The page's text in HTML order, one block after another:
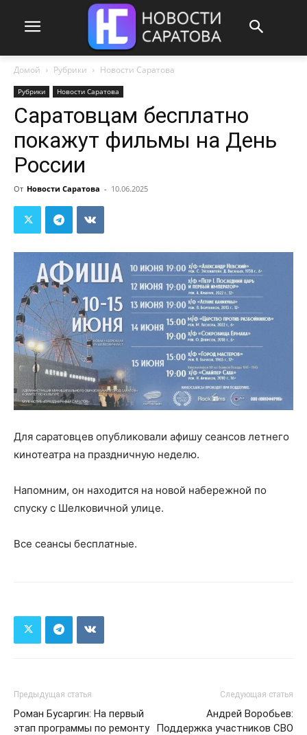
Домой Рубрики Новости Саратова
Рубрики Новости Саратова
Саратовцам бесплатно
покажут фильмы на День
России
От Новости Саратова - 10.06.2025
Для саратовцев опубликовали афишу сеансов летнего
кинотеатра на праздничную неделю.
Напомним, он находится на новой набережной по
спуску с Шелковичной улице.
Все сеансы бесплатные.
Предыдущая статья
Роман Бусаргин: На первый
этап программы по ремонту
Следующая статья
Андрей Воробьев:
Поддержка участников СВО